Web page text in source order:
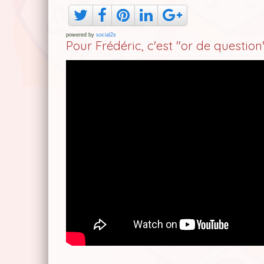
powered by social2s
Pour Frédéric, c'est "or de